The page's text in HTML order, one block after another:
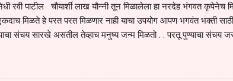
रवी पाटील चौयार्शी लाख यौन्नी तून मिळालेला हा नरदेह भंगवत कृपेनेच
मिळते हे परत परत मिळणार नाही याचा उपयोग आपण भगवंत भक्ती
संचय सारखे असतील तेव्हाच मनुष्य जन्म मिळतो . . परतू पुण्याचा संचय
सुंगधाचे व्यसन लागण्यापेक्षा भगवत भंक्ती चे व व्यसन लावा म्हणजे या
होत असतात यापैकी भगवत कृपा ही पुण्यवानालाच होत असते .